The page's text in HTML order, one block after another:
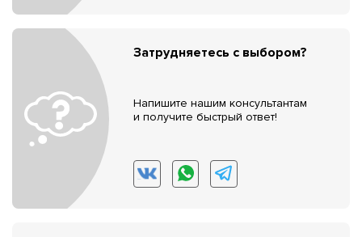
Затрудняетесь с выбором?
Напишите нашим консультантам
и получите быстрый ответ!